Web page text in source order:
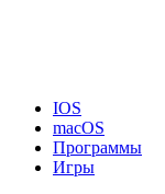
IOS
macOS
Программы
Игры